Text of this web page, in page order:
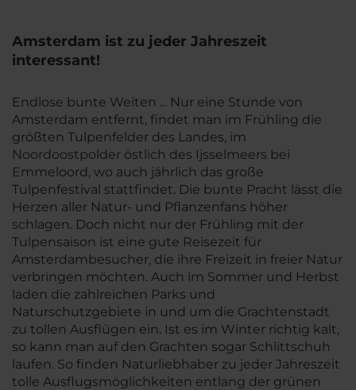
Amsterdam ist zu jeder Jahreszeit
interessant!
Endlose bunte Weiten ... Nur eine Stunde von
Amsterdam entfernt, findet man im Frühling die
größten Tulpenfelder des Landes, im
Noordoostpolder östlich des Ijsselmeers bei
Emmeloord, wo auch jährlich das große
Tulpenfestival stattfindet. Die bunte Pracht lässt die
Herzen aller Natur- und Pflanzenfans höher
schlagen. Doch nicht nur der Frühling mit der
Tulpensaison ist eine gute Reisezeit für
Amsterdambesucher, die ihre Freizeit in freier Natur
verbringen möchten. Auch im Sommer und Herbst
laden die zahlreichen Parks und
Naturschutzgebiete in und um die Grachtenstadt
zu tollen Ausflügen ein. Ist es im Winter richtig kalt,
so kann man auf den Grachten sogar Schlittschuh
laufen. So finden Naturliebhaber zu jeder Jahreszeit
tolle Ausflugsmöglichkeiten entlang der grünen